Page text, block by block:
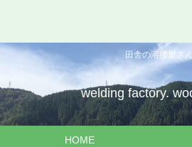
田舎の溶接屋さん
welding factory.
HOME